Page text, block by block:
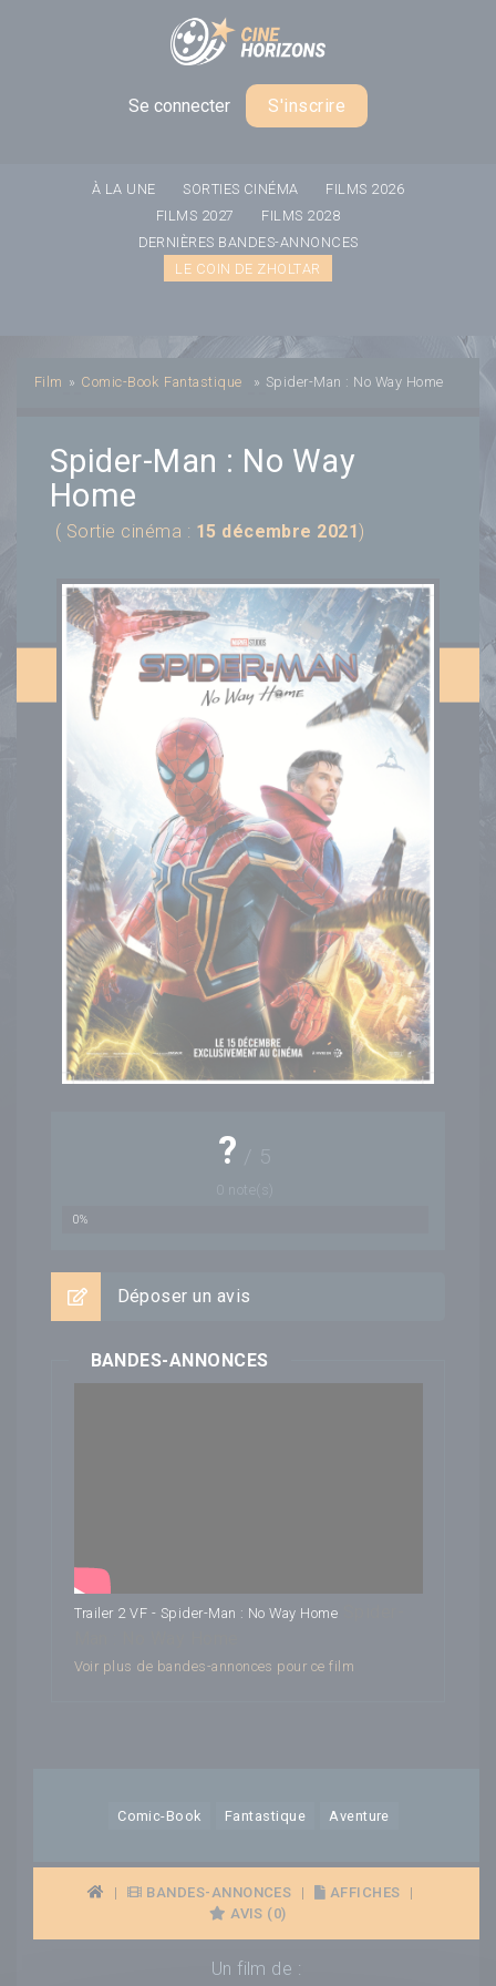
Se connecter S'inscrire
À LA UNE SORTIES CINÉMA
FILMS 2026
FILMS 2027
FILMS 2028
DERNIÈRES BANDES-ANNONCES
LE COIN DE ZHOLTAR
Film » Comic-Book Fantastique » Spider-Man : No Way Home
Spider-Man : No Way
Home
( Sortie cinéma : 15 décembre 2021)
? / 5
note(s)
0%
Déposer un avis
BANDES-ANNONCES
Trailer 2 VF - Spider-Man : No Way Home
Voir plus de bandes-annonces pour ce film
Comic-Book Fantastique Aventure
| BANDES-ANNONCES | AFFICHES
|
AVIS (0)
Un film de :
Panneau de gestion des cookies